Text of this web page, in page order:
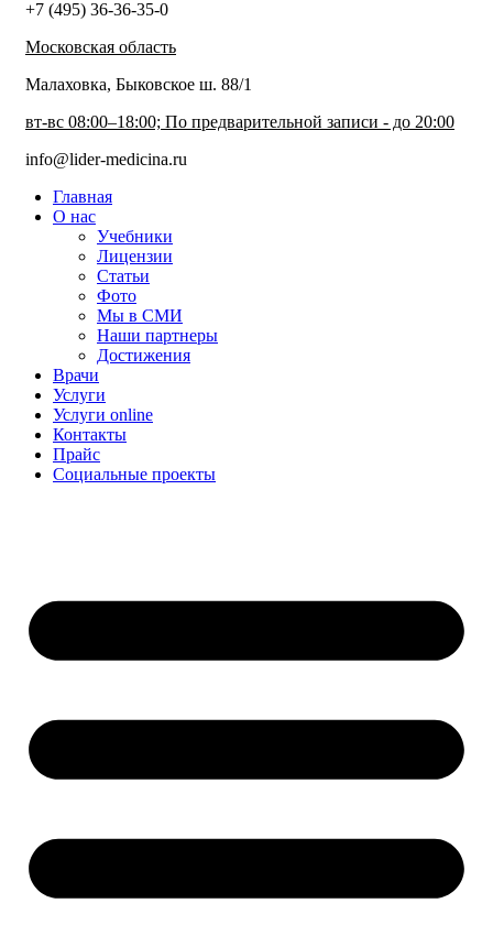
+7 (495) 36-36-35-0
Московская область
Малаховка, Быковское ш. 88/1
вт-вс 08:00–18:00; По предварительной записи - до 20:00
info@lider-medicina.ru
Главная
О нас
Учебники
Лицензии
Статьи
Фото
Мы в СМИ
Наши партнеры
Достижения
Врачи
Услуги
Услуги online
Контакты
Прайс
Социальные проекты